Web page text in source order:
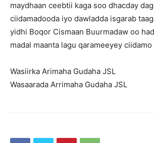
maydhaan ceebtii kaga soo dhacday
ciidamadooda iyo dawladda isgarab
yidhi Boqor Cismaan Buurmadaw oo
madal maanta lagu qarameeyey ciidamo
Wasiirka Arimaha Gudaha JSL
Wasaarada Arrimaha Gudaha JSL